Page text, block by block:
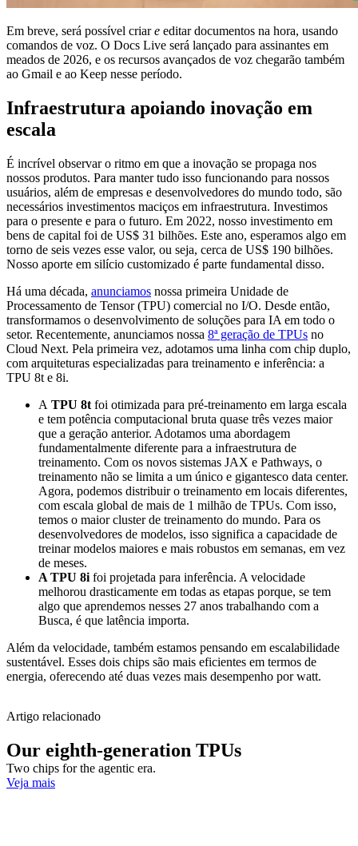
Em breve, será possível criare editar documentos na hora, usando
comandos de voz. O Docs Live será lançado para assinantes em
meados de 2026, e os recursos avançados de voz chegarão também
ao Gmail e ao Keep nesse período.
Infraestrutura apoiando inovação em
escala
É incrível observar o ritmo em que a inovação se propaga nos
nossos produtos. Para manter tudo isso funcionando para nossos
usuários, além de empresas e desenvolvedores do mundo todo, são
necessários investimentos maciços em infraestrutura. Investimos
para o presente e para o futuro. Em 2022, nosso investimento em
bens de capital foi de US$ 31 bilhões. Este ano, esperamos algo em
torno de seis vezes esse valor, ou seja, cerca de US$ 190 bilhões.
Nosso aporte em silício customizado é parte fundamental disso.
Há uma década, anunciamos nossa primeira Unidade de
Processamento de Tensor (TPU) comercial no I/O. Desde então,
transformamos o desenvolvimento de soluções para IA em todo o
setor. Recentemente, anunciamos nossa 8ª geração de TPUs no
Cloud Next. Pela primeira vez, adotamos uma linha com chip duplo,
com arquiteturas especializadas para treinamento e inferência: a
TPU 8t e 8i.
A TPU 8t foi otimizada para pré-treinamento em larga escala
e tem potência computacional bruta quase três vezes maior
que a geração anterior. Adotamos uma abordagem
fundamentalmente diferente para a infraestrutura de
treinamento. Com os novos sistemas JAX e Pathways, o
treinamento não se limita a um único e gigantesco data center.
Agora, podemos distribuir o treinamento em locais diferentes,
com escala global de mais de 1 milhão de TPUs. Com isso,
temos o maior cluster de treinamento do mundo. Para os
desenvolvedores de modelos, isso significa a capacidade de
treinar modelos maiores e mais robustos em semanas, em vez
de meses.
A TPU 8i foi projetada para inferência. A velocidade
melhorou drasticamente em todas as etapas porque, se tem
algo que aprendemos nesses 27 anos trabalhando com a
Busca, é que latência importa.
Além da velocidade, também estamos pensando em escalabilidade
sustentável. Esses dois chips são mais eficientes em termos de
energia, oferecendo até duas vezes mais desempenho por watt.
Artigo relacionado
Our eighth-generation TPUs
Two chips for the agentic era.
Veja mais